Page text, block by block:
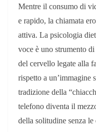
Mentre il consumo di
e rapido, la chiamata
attiva. La psicologia
voce è uno strumento
del cervello legate alla
rispetto a un’immagine
tradizione della
telefono diventa il
della solitudine senza